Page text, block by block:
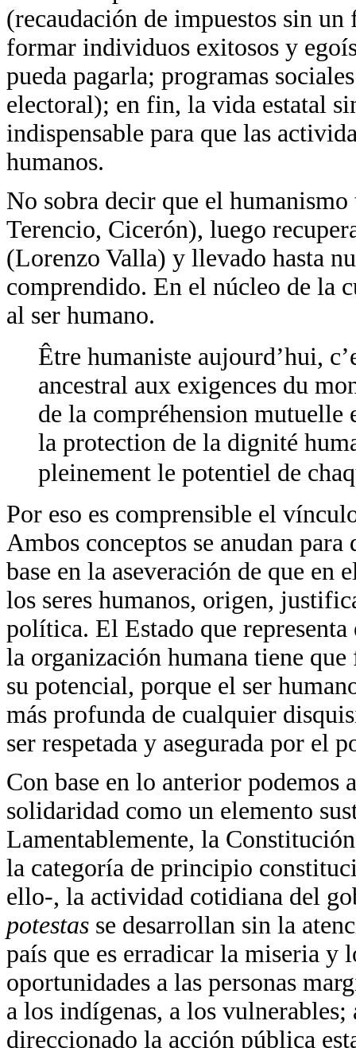
(recaudación de impuestos sin
formar individuos exitosos y
pueda pagarla; programas
electoral); en fin, la vida estatal
indispensable para que las
humanos.
No sobra decir que el
Terencio, Cicerón), luego
(Lorenzo Valla) y llevado hasta
comprendido. En el núcleo de la
al ser humano.
Être humaniste aujourd’hui,
ancestral aux exigences du
de la compréhension mutuelle
la protection de la dignité
pleinement le potentiel de
Por eso es comprensible el
Ambos conceptos se anudan
base en la aseveración de que
los seres humanos, origen,
política. El Estado que
la organización humana tiene
su potencial, porque el ser
más profunda de cualquier
ser respetada y asegurada por el
Con base en lo anterior
solidaridad como un elemento
Lamentablemente, la
la categoría de principio
ello-, la actividad cotidiana del
potestas se desarrollan sin la
país que es erradicar la miseria y
oportunidades a las personas
a los indígenas, a los
direccionado la acción pública